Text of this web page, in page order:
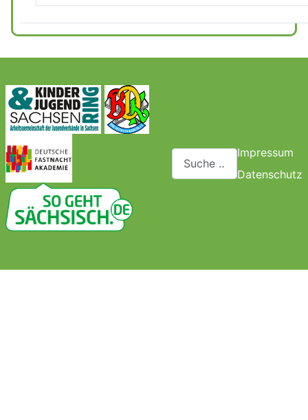
Suchen
Impressum
Datenschutz